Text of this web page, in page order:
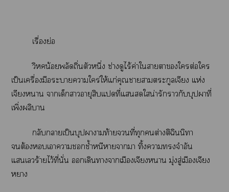
เรื่องย่อ
วิหคน้อยพลัดถิ่นตัวหนึ่ง ช่างดูไร้ค่าใาาใต่อใ
เป็นเครื่องมือะาาใคร่ให้แก่คุณาาตระกูลเจียง แห่ง
เจียงา าเด็กาอายุสิบแที่แใน่ารักากับบุปาที่
เพิ่งผลิา
กลับกลายเป็นบุปาามท้ายที่ทุกต่างติฉินนิา
ต้องเาาชอกช้ำหนีาาา ทิ้งาจำอัน
แเร้ายไว้ที่นั่น เดินาาเมืองเจียงา มุ่งสู่เมืองเจียง
หา